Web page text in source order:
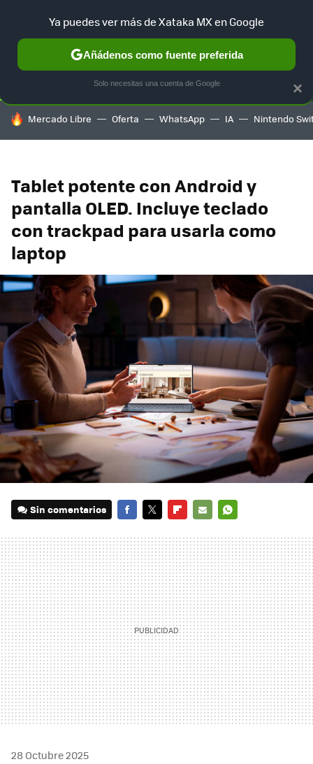
SELECCIÓN GAMING HOME AUTO TERRITORIO
HOY SE HABLA DE
Mercado Libre Oferta WhatsApp IA Nintendo
Tablet potente con Android y
pantalla OLED. Incluye teclado
con trackpad para usarla como
laptop
Sin comentarios
MAIL
28 Octubre 2025
×
Ya puedes ver más de Xataka MX en Google
Añádenos como fuente preferida
Solo necesitas una cuenta de Google